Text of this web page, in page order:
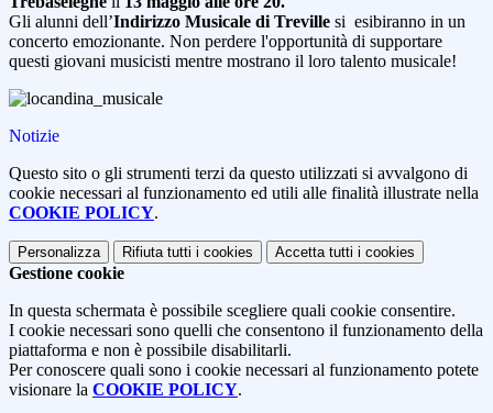
Gli alunni dell’Indirizzo Musicale di Treville si esibiranno in un
concerto emozionante. Non perdere l'opportunità di supportare
questi giovani musicisti mentre mostrano il loro talento musicale!
Notizie
Questo sito o gli strumenti terzi da questo utilizzati si avvalgono di
cookie necessari al funzionamento ed utili alle finalità illustrate nella
COOKIE POLICY.
Personalizza Rifiuta tutti i cookies Accetta tutti i cookies
Gestione cookie
In questa schermata è possibile scegliere quali cookie consentire.
I cookie necessari sono quelli che consentono il funzionamento della
piattaforma e non è possibile disabilitarli.
Per conoscere quali sono i cookie necessari al funzionamento potete
visionare la COOKIE POLICY.